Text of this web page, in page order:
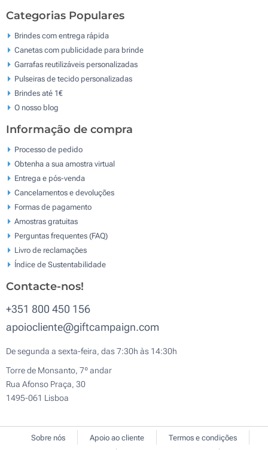
Categorias Populares
Brindes com entrega rápida
Canetas com publicidade para brinde
Garrafas reutilizáveis personalizadas
Pulseiras de tecido personalizadas
Brindes até 1€
O nosso blog
Informação de compra
Processo de pedido
Obtenha a sua amostra virtual
Entrega e pós-venda
Cancelamentos e devoluções
Formas de pagamento
Amostras gratuitas
Perguntas frequentes (FAQ)
Livro de reclamaçōes
Índice de Sustentabilidade
Contacte-nos!
+351 800 450 156
apoiocliente@giftcampaign.com
De segunda a sexta-feira, das 7:30h às 14:30h
Torre de Monsanto, 7º andar
Rua Afonso Praça, 30
1495-061 Lisboa
Sobre nós Apoio ao cliente Termos e condições